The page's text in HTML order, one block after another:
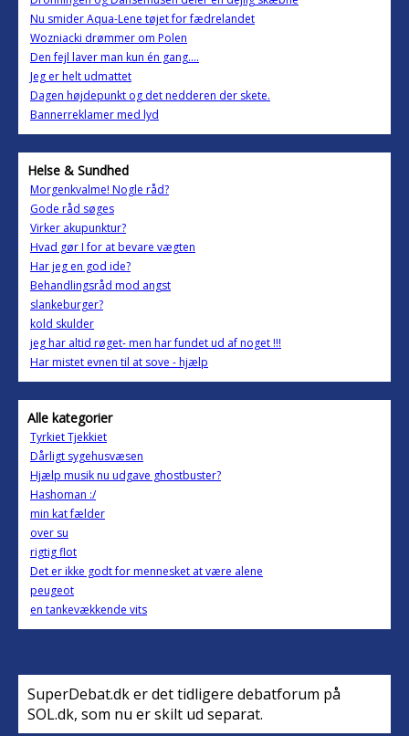
Nu smider Aqua-Lene tøjet for fædrelandet
Wozniacki drømmer om Polen
Den fejl laver man kun én gang....
Jeg er helt udmattet
Dagen højdepunkt og det nedderen der skete.
Bannerreklamer med lyd
Helse & Sundhed
Morgenkvalme! Nogle råd?
Gode råd søges
Virker akupunktur?
Hvad gør I for at bevare vægten
Har jeg en god ide?
Behandlingsråd mod angst
slankeburger?
kold skulder
jeg har altid røget- men har fundet ud af noget !!!
Har mistet evnen til at sove - hjælp
Alle kategorier
Tyrkiet Tjekkiet
Dårligt sygehusvæsen
Hjælp musik nu udgave ghostbuster?
Hashoman :/
min kat fælder
over su
rigtig flot
Det er ikke godt for mennesket at være alene
peugeot
en tankevækkende vits
SuperDebat.dk er det tidligere debatforum på
SOL.dk, som nu er skilt ud separat.